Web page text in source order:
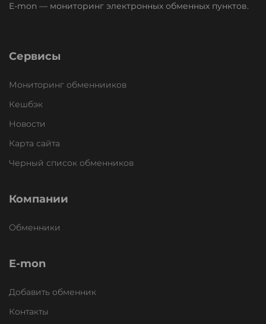
E-mon — мониторинг электронных обменных пунктов.
Сервисы
Мониторинг обменнииков
Кешбэк
Новости
Карта сайта
Черный список обменников
Компании
Обменники
E-mon
Добавить обменник
Контакты